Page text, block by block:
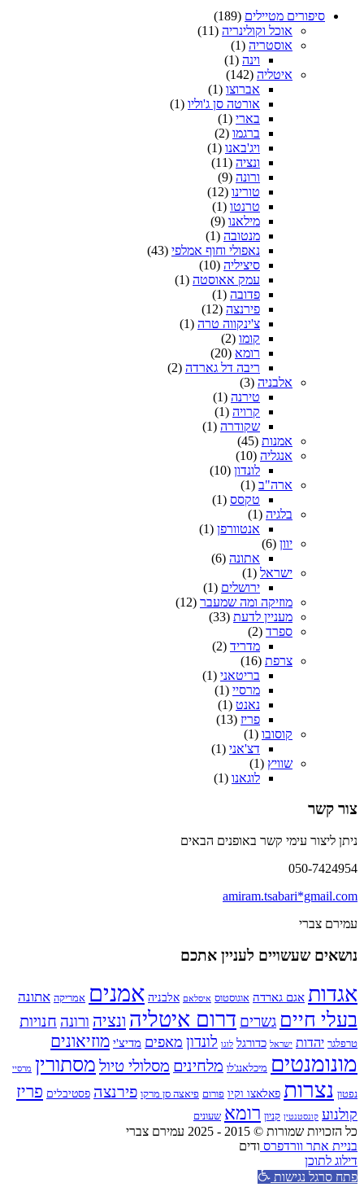
סיפורים מטיילים (189)
אוכל וקולינריה (11)
אוסטריה (1)
וינה (1)
איטליה (142)
אברוצו (1)
אורטה סן ג'וליו (1)
בארי (1)
ברגמו (2)
ויג'באנו (1)
ונציה (11)
ורונה (9)
טורינו (12)
טרנטו (1)
מילאנו (9)
מנטובה (1)
נאפולי וחוף אמלפי (43)
סיציליה (10)
עמק אאוסטה (1)
פדובה (1)
פירנצה (12)
צ'ינקווה טרה (1)
קומו (2)
רומא (20)
ריבה דל גארדה (2)
אלבניה (3)
טירנה (1)
קרויה (1)
שקודרה (1)
אמנות (45)
אנגליה (10)
לונדון (10)
ארה"ב (1)
טקסס (1)
בלגיה (1)
אנטוורפן (1)
יוון (6)
אתונה (6)
ישראל (1)
ירושלים (1)
מוזיקה ומה שמעבר (12)
מעניין לדעת (33)
ספרד (2)
מדריד (2)
צרפת (16)
בריטאני (1)
מרסיי (1)
נאנט (1)
פריז (13)
קוסובו (1)
דצ'אני (1)
שוויץ (1)
לוגאנו (1)
צור קשר
ניתן ליצור עימי קשר באופנים הבאים
050-7424954
amiram.tsabari*gmail.com
עמירם צברי
נושאים שעשויים לעניין אתכם
אגדות אגם גארדה אוגוסטוס איסלאם אלבניה אמנים אמריקה אתונה
בעלי חיים גשרים דרום איטליה ונציה ורונה חנויות
טרפלגר יהדות ישראל כדורגל לוגו לונדון מאפים מדיצ'י מוזיאונים
מונומנטים מיכלאנג'לו מלחינים מסלולי טיול מסתורין מרסיי
נפטון נצרות פאלאצו וקיו פורום פיאצה סן מרקו פירנצה פסטיבלים פריז
קולנוע קונסטנטין קניון רומא שעונים
כל הזכויות שמורות © 2015 - 2025 עמירם צברי
בניית אתר וורדפרס ודים
דילוג לתוכן
פתח סרגל נגישות